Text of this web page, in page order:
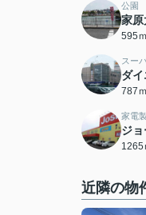
公園
家原
595
スー
ダ
787
家電
ジ
1265
近隣の物